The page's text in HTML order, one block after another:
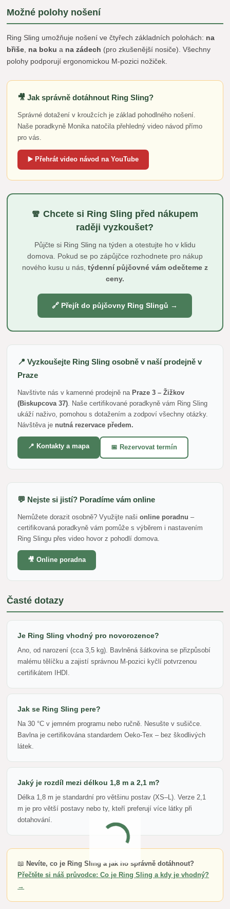
Možné polohy nošení
Ring Sling umožňuje nošení ve čtyřech základních polohách: na
břiše na boku a na zádech (pro zkušenější nosiče). Všechny
polohy podporují ergonomickou M-pozici nožiček.
🎥 Jak správně dotáhnout Ring Sling?
Správné dotažení v kroužcích je základ pohodlného nošení.
Naše poradkyně Monika natočila přehledný video návod přímo
pro vás.
▶️ Přehrát video návod na YouTube
🧣 Chcete si Ring Sling před nákupem
raději vyzkoušet?
Půjčte si Ring Sling na týden a otestujte ho v klidu
domova. Pokud se po zápůjčce rozhodnete pro nákup
nového kusu u nás, týdenní půjčovné vám odečteme z
ceny.
🔗 Přejít do půjčovny Ring Slingů →
📍 Vyzkoušejte Ring Sling osobně v naší prodejně v
Praze
Navštivte nás v kamenné prodejně na Praze 3 – Žižkov
(Biskupcova 37). Naše certifikované poradkyně vám Ring Sling
ukáží naživo, pomohou s dotažením a zodpoví všechny otázky.
Návštěva je nutná rezervace předem.
📍 Kontakty a mapa 📅 Rezervovat termín
💬 Nejste si jistí? Poradíme vám online
Nemůžete dorazit osobně? Využijte našionline poradnu –
certifikovaná poradkyně vám pomůže s výběrem i nastavením
Ring Slingu přes video hovor z pohodlí domova.
🎥 Online poradna
Časté dotazy
Je Ring Sling vhodný pro novorozence?
Ano, od narození (cca 3,5 kg). Bavlněná šátkovina se přizpůsobí
malému tělíčku a zajistí správnou M-pozici kyčlí potvrzenou
certifikátem IHDI.
Jak se Ring Sling pere?
Na 30 °C v jemném programu nebo ručně. Nesušte v sušičce.
Bavlna je certifikována standardem Oeko-Tex – bez škodlivých
látek.
Jaký je rozdíl mezi délkou 1,8 m a 2,1 m?
Délka 1,8 m je standardní pro většinu postav (XS–L). Verze 2,1
m je pro větší postavy nebo ty, kteří preferují více látky při
dotahování.
📖 Nevíte, co je Ring Sling a jak ho správně dotáhnout?
Přečtěte si náš průvodce: Co je Ring Sling a kdy je vhodný?
→